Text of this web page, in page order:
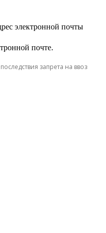
электронной почты
почте.
запрета на ввоз